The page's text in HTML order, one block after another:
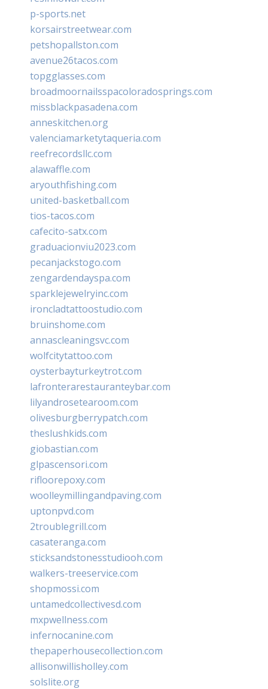
p-sports.net
korsairstreetwear.com
petshopallston.com
avenue26tacos.com
topgglasses.com
broadmoornailsspacoloradosprings.com
missblackpasadena.com
anneskitchen.org
valenciamarketytaqueria.com
reefrecordsllc.com
alawaffle.com
aryouthfishing.com
united-basketball.com
tios-tacos.com
cafecito-satx.com
graduacionviu2023.com
pecanjackstogo.com
zengardendayspa.com
sparklejewelryinc.com
ironcladtattoostudio.com
bruinshome.com
annascleaningsvc.com
wolfcitytattoo.com
oysterbayturkeytrot.com
lafronterarestauranteybar.com
lilyandrosetearoom.com
olivesburgberrypatch.com
theslushkids.com
giobastian.com
glpascensori.com
rifloorepoxy.com
woolleymillingandpaving.com
uptonpvd.com
2troublegrill.com
casateranga.com
sticksandstonesstudiooh.com
walkers-treeservice.com
shopmossi.com
untamedcollectivesd.com
mxpwellness.com
infernocanine.com
thepaperhousecollection.com
allisonwillisholley.com
solslite.org